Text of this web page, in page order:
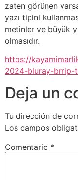
zaten görünen
yazı tipini
metinler ve büyük
olmasıdır.
https://
2024-bluray-brrip-
Deja un
Tu dirección de
Los campos
Comentario *